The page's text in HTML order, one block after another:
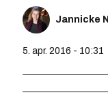
Jannicke
5. apr. 2016 - 10:31